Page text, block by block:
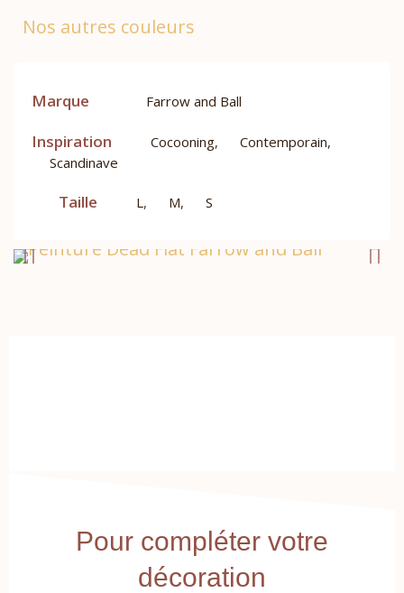
Nos autres couleurs
Marque Farrow and Ball
Inspiration Cocooning, Contemporain,
Scandinave
Taille L , M, S
Pour compléter votre
décoration